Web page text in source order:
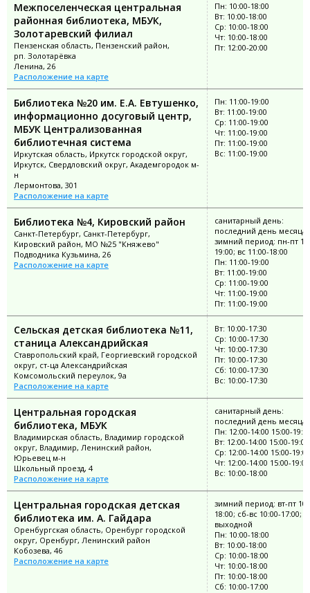
Межпоселенческая центральная
районная библиотека, МБУК,
Золотаревский филиал
Пензенская область, Пензенский район,
рп. Золотарёвка
Ленина, 26
Расположение на карте
Пн: 10:00-18:00
Вт: 10:00-18:00
Ср: 10:00-18:00
Чт: 10:00-18:00
Пт: 12:00-20:00
Библиотека №20 им. Е.А. Евтушенко,
информационно досуговый центр,
МБУК Централизованная
библиотечная система
Иркутская область, Иркутск городской округ,
Иркутск, Свердловский округ, Академгородок м-
н
Лермонтова, 301
Расположение на карте
Пн: 11:00-19:00
Вт: 11:00-19:00
Ср: 11:00-19:00
Чт: 11:00-19:00
Пт: 11:00-19:00
Вс: 11:00-19:00
Библиотека №4, Кировский район
Санкт-Петербург, Санкт-Петербург,
Кировский район, МО №25 "Княжево"
Подводника Кузьмина, 26
Расположение на карте
санитарный день:
последний день месяца;
зимний период: пн-пт
19:00; вс 11:00-18:00
Пн: 11:00-19:00
Вт: 11:00-19:00
Ср: 11:00-19:00
Чт: 11:00-19:00
Пт: 11:00-19:00
Сельская детская библиотека №11,
станица Александрийская
Ставропольский край, Георгиевский городской
округ, ст-ца Александрийская
Комсомольский переулок, 9а
Расположение на карте
Вт: 10:00-17:30
Ср: 10:00-17:30
Чт: 10:00-17:30
Пт: 10:00-17:30
Сб: 10:00-17:30
Вс: 10:00-17:30
Центральная городская
библиотека, МБУК
Владимирская область, Владимир городской
округ, Владимир, Ленинский район,
Юрьевец м-н
Школьный проезд, 4
Расположение на карте
санитарный день:
последний день месяца
Пн: 12:00-14:00 15:00-
Вт: 12:00-14:00 15:00-19:00
Ср: 12:00-14:00 15:00-19:00
Чт: 12:00-14:00 15:00-19:00
Вс: 10:00-18:00
Центральная городская детская
библиотека им. А. Гайдара
Оренбургская область, Оренбург городской
округ, Оренбург, Ленинский район
Кобозева, 46
Расположение на карте
зимний период: вт-пт
18:00; сб-вс 10:00-17:00;
выходной
Пн: 10:00-18:00
Вт: 10:00-18:00
Ср: 10:00-18:00
Чт: 10:00-18:00
Пт: 10:00-18:00
Сб: 10:00-17:00